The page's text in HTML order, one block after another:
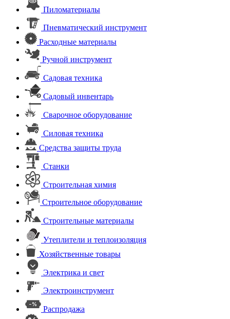
Пиломатериалы
Пневматический инструмент
Расходные материалы
Ручной инструмент
Садовая техника
Садовый инвентарь
Сварочное оборудование
Силовая техника
Средства защиты труда
Станки
Строительная химия
Строительное оборудование
Строительные материалы
Утеплители и теплоизоляция
Хозяйственные товары
Электрика и свет
Электроинструмент
Распродажа